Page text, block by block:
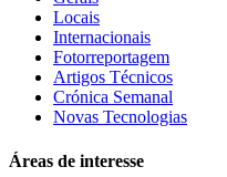
Locais
Internacionais
Fotorreportagem
Artigos Técnicos
Crónica Semanal
Novas Tecnologias
Áreas de interesse